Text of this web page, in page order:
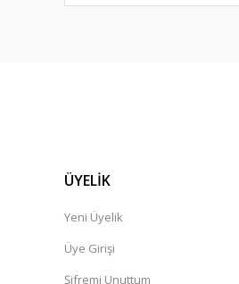
ÜYELİK
Yeni Üyelik
Üye Girişi
Şifremi Unuttum